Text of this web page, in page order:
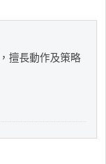
擅長動作及策略